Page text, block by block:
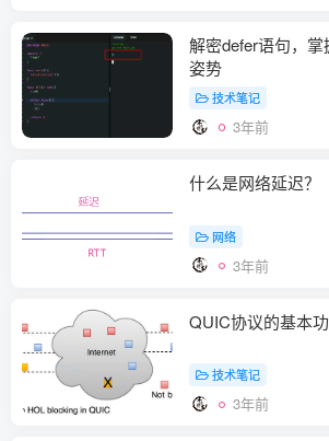
解密defer语句，
姿势
技术笔记
3年前
什么是网络延迟？
网络
3年前
QUIC协议的基本功
技术笔记
3年前